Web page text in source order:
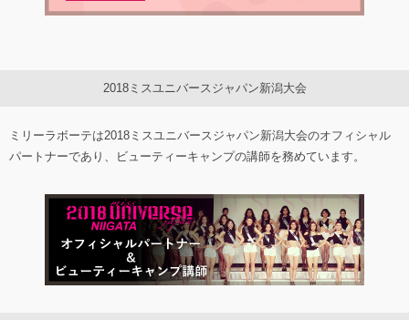
2018ミスユニバースジャパン新潟大会
ミリーラボーテは2018ミスユニバースジャパン新潟大会のオフィシャル
パートナーであり、ビューティーキャンプの講師を務めています。